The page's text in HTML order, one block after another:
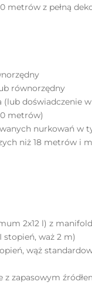
metrów z pełną
równorzędny
(lub doświadczenie
metrów)
nurkowań w
niż 18 metrów i
2x12 l) z
waż 2 m)
wąż
zapasowym